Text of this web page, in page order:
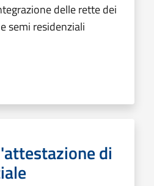
delle rette dei
semi residenziali
di